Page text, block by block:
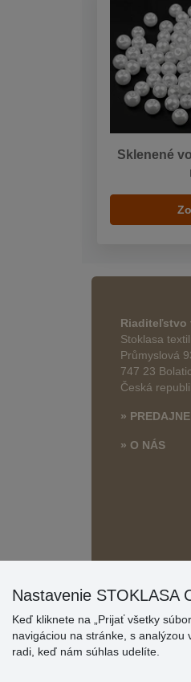
Sklenené
Riaditeľstvo
Stoklasa
Průmyslová
747 23
Česká
»
» O NÁS
Nastavenie STOKLASA
Keď kliknete na „Prijať všetky
navigáciou na stránke, s
radi, keď nám súhlas udelíte.